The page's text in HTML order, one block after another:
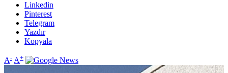
Linkedin
Pinterest
Telegram
Yazdır
Kopyala
A- A+